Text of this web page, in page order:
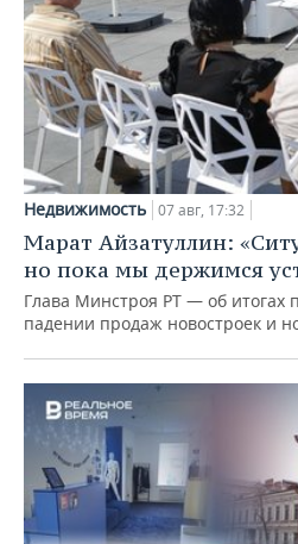
Недвижимость 07 авг, 17:32
Марат Айзатуллин:
но пока мы держимся
Глава Минстроя РТ — об итогах
падении продаж новостроек и